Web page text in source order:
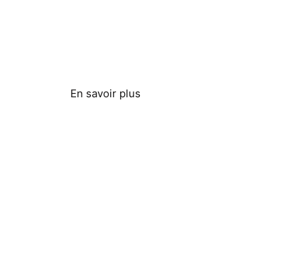
En savoir plus